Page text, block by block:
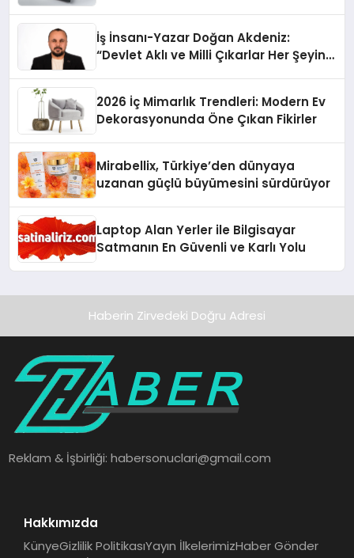
İş İnsanı-Yazar Doğan Akdeniz:
“Devlet Aklı ve Milli Çıkarlar Her Şeyin
2026 İç Mimarlık Trendleri: Modern Ev
Dekorasyonunda Öne Çıkan Fikirler
Mirabellix, Türkiye’den dünyaya
uzanan güçlü büyümesini sürdürüyor
Laptop Alan Yerler ile Bilgisayar
Satmanın En Güvenli ve Karlı Yolu
Haberin Zirvedeki Doğru Adresi
Reklam & İşbirliği:habersonuclari@gmail.com
Hakkımızda
KünyeGizlilik PolitikasıYayın İlkelerimizHaber Gönder